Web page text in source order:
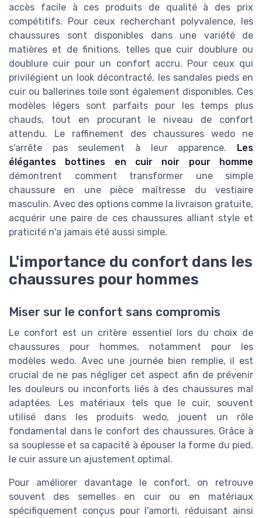
accès facile à ces produits de qualité à des prix
compétitifs. Pour ceux recherchant polyvalence, les
chaussures sont disponibles dans une variété de
matières et de finitions, telles que cuir doublure ou
doublure cuir pour un confort accru. Pour ceux qui
privilégient un look décontracté, les sandales pieds en
cuir ou ballerines toile sont également disponibles. Ces
modèles légers sont parfaits pour les temps plus
chauds, tout en procurant le niveau de confort
attendu. Le raffinement des chaussures wedo ne
s'arrête pas seulement à leur apparence.
Les
élégantes bottines en cuir noir pour homme
démontrent comment transformer une simple
chaussure en une pièce maîtresse du vestiaire
masculin. Avec des options comme la livraison gratuite,
acquérir une paire de ces chaussures alliant style et
praticité n'a jamais été aussi simple.
L'importance du confort dans les
chaussures pour hommes
Miser sur le confort sans compromis
Le confort est un critère essentiel lors du choix de
chaussures pour hommes, notamment pour les
modèles wedo. Avec une journée bien remplie, il est
crucial de ne pas négliger cet aspect afin de prévenir
les douleurs ou inconforts liés à des chaussures mal
adaptées. Les matériaux tels que le cuir, souvent
utilisé dans les produits wedo, jouent un rôle
fondamental dans le confort des chaussures. Grâce à
sa souplesse et sa capacité à épouser la forme du pied,
le cuir assure un ajustement optimal.
Pour améliorer davantage le confort, on retrouve
souvent des semelles en cuir ou en matériaux
spécifiquement conçus pour l'amorti, réduisant ainsi